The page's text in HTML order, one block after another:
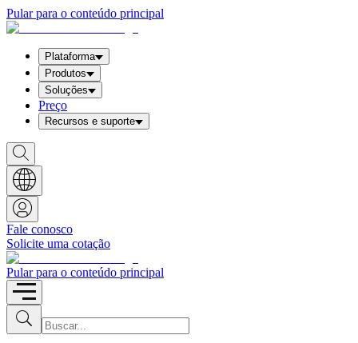
Pular para o conteúdo principal
Plataforma
Produtos
Soluções
Preço
Recursos e suporte
S
h
o
w
S
e
a
r
c
h
b
o
x
Fale conosco
Solicite uma cotação
Pular para o conteúdo principal
S
u
b
I
n